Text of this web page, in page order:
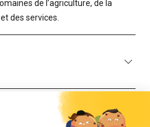
de l’agriculture, de la
des services.